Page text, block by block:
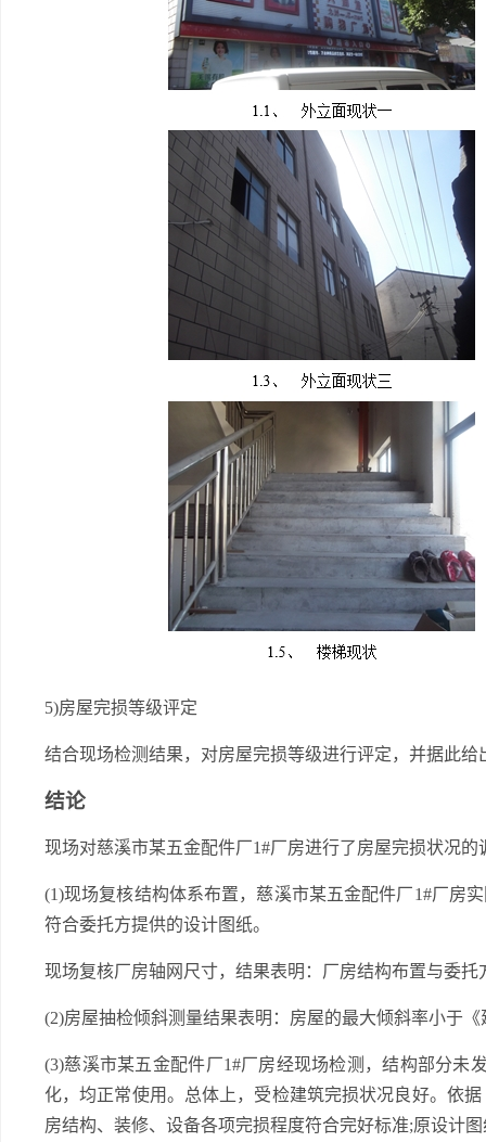
5)房屋完损等级评定
结合现场检测结果，对房屋完损等级进行评定，并据此给
结论
现场对慈溪市某五金配件厂1#厂房进行了房屋完损状况
(1)现场复核结构体系布置，慈溪市某五金配件厂1#厂房
符合委托方提供的设计图纸。
现场复核厂房轴网尺寸，结果表明：厂房结构布置与委
(2)房屋抽检倾斜测量结果表明：房屋的最大倾斜率小于
(3)慈溪市某五金配件厂1#厂房经现场检测，结构部分未
化，均正常使用。总体上，受检建筑完损状况良好。依
房结构、装修、设备各项完损程度符合完好标准;原设计